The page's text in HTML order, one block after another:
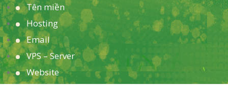
Tên miền
Hosting
Email
VPS – Server
Website